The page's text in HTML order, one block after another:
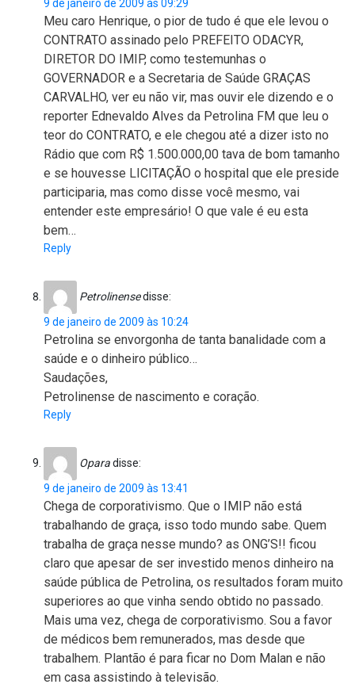
9 de janeiro de 2009 às 09:29
Meu caro Henrique, o pior de tudo é que ele levou o
CONTRATO assinado pelo PREFEITO ODACYR,
DIRETOR DO IMIP, como testemunhas o
GOVERNADOR e a Secretaria de Saúde GRAÇAS
CARVALHO, ver eu não vir, mas ouvir ele dizendo e o
reporter Ednevaldo Alves da Petrolina FM que leu o
teor do CONTRATO, e ele chegou até a dizer isto no
Rádio que com R$ 1.500.000,00 tava de bom tamanho
e se houvesse LICITAÇÃO o hospital que ele preside
participaria, mas como disse você mesmo, vai
entender este empresário! O que vale é eu esta
bem…
Reply
Petrolinensedisse:
9 de janeiro de 2009 às 10:24
Petrolina se envorgonha de tanta banalidade com a
saúde e o dinheiro público…
Saudações,
Petrolinense de nascimento e coração.
Reply
Oparadisse:
9 de janeiro de 2009 às 13:41
Chega de corporativismo. Que o IMIP não está
trabalhando de graça, isso todo mundo sabe. Quem
trabalha de graça nesse mundo? as ONG’S!! ficou
claro que apesar de ser investido menos dinheiro na
saúde pública de Petrolina, os resultados foram muito
superiores ao que vinha sendo obtido no passado.
Mais uma vez, chega de corporativismo. Sou a favor
de médicos bem remunerados, mas desde que
trabalhem. Plantão é para ficar no Dom Malan e não
em casa assistindo à televisão.